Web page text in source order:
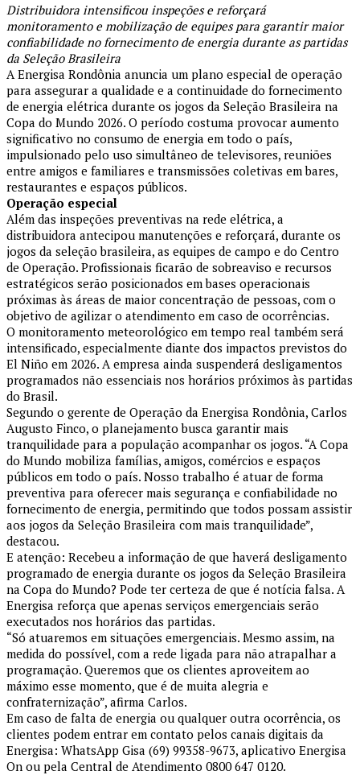
Distribuidora intensificou inspeções e reforçará
monitoramento e mobilização de equipes para garantir maior
confiabilidade no fornecimento de energia durante as partidas
da Seleção Brasileira
A Energisa Rondônia anuncia um plano especial de operação
para assegurar a qualidade e a continuidade do fornecimento
de energia elétrica durante os jogos da Seleção Brasileira na
Copa do Mundo 2026. O período costuma provocar aumento
significativo no consumo de energia em todo o país,
impulsionado pelo uso simultâneo de televisores, reuniões
entre amigos e familiares e transmissões coletivas em bares,
restaurantes e espaços públicos.
Operação especial
Além das inspeções preventivas na rede elétrica, a
distribuidora antecipou manutenções e reforçará, durante os
jogos da seleção brasileira, as equipes de campo e do Centro
de Operação. Profissionais ficarão de sobreaviso e recursos
estratégicos serão posicionados em bases operacionais
próximas às áreas de maior concentração de pessoas, com o
objetivo de agilizar o atendimento em caso de ocorrências.
O monitoramento meteorológico em tempo real também será
intensificado, especialmente diante dos impactos previstos do
El Niño em 2026. A empresa ainda suspenderá desligamentos
programados não essenciais nos horários próximos às partidas
do Brasil.
Segundo o gerente de Operação da Energisa Rondônia, Carlos
Augusto Finco, o planejamento busca garantir mais
tranquilidade para a população acompanhar os jogos. “A Copa
do Mundo mobiliza famílias, amigos, comércios e espaços
públicos em todo o país. Nosso trabalho é atuar de forma
preventiva para oferecer mais segurança e confiabilidade no
fornecimento de energia, permitindo que todos possam assistir
aos jogos da Seleção Brasileira com mais tranquilidade”,
destacou.
E atenção: Recebeu a informação de que haverá desligamento
programado de energia durante os jogos da Seleção Brasileira
na Copa do Mundo? Pode ter certeza de que é notícia falsa. A
Energisa reforça que apenas serviços emergenciais serão
executados nos horários das partidas.
“Só atuaremos em situações emergenciais. Mesmo assim, na
medida do possível, com a rede ligada para não atrapalhar a
programação. Queremos que os clientes aproveitem ao
máximo esse momento, que é de muita alegria e
confraternização”, afirma Carlos.
Em caso de falta de energia ou qualquer outra ocorrência, os
clientes podem entrar em contato pelos canais digitais da
Energisa: WhatsApp Gisa (69) 99358-9673, aplicativo Energisa
On ou pela Central de Atendimento 0800 647 0120.